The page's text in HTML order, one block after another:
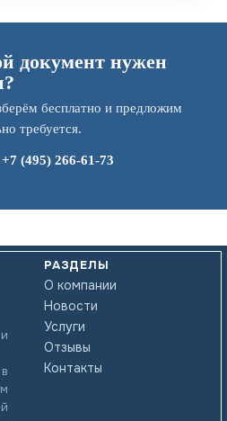
документ нужен
бесплатно и предложим
требуется.
+7 (495) 266-61-73
РАЗДЕЛЫ
О компании
Новости
Услуги
Отзывы
Контакты